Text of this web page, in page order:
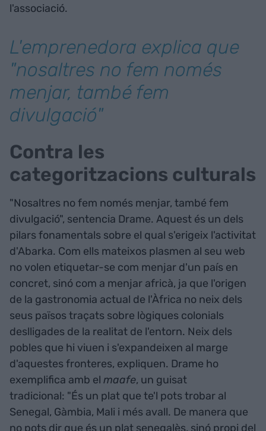
l'associació.
L'emprenedora explica que
"nosaltres no fem només
menjar, també fem
divulgació"
Contra les
categoritzacions culturals
"Nosaltres no fem només menjar, també fem
divulgació", sentencia Drame. Aquest és un dels
pilars fonamentals sobre el qual s'erigeix l'activitat
d'Abarka. Com ells mateixos plasmen al seu web
no volen etiquetar-se com menjar d'un país en
concret, sinó com a menjar africà, ja que l'origen
de la gastronomia actual de l'Àfrica no neix dels
seus països traçats sobre lògiques colonials
deslligades de la realitat de l'entorn. Neix dels
pobles que hi viuen i s'expandeixen al marge
d'aquestes fronteres, expliquen. Drame ho
exemplifica amb el maafe, un guisat
tradicional: "És un plat que te'l pots trobar al
Senegal, Gàmbia, Mali i més avall. De manera que
no pots dir que és un plat senegalès, sinó propi del